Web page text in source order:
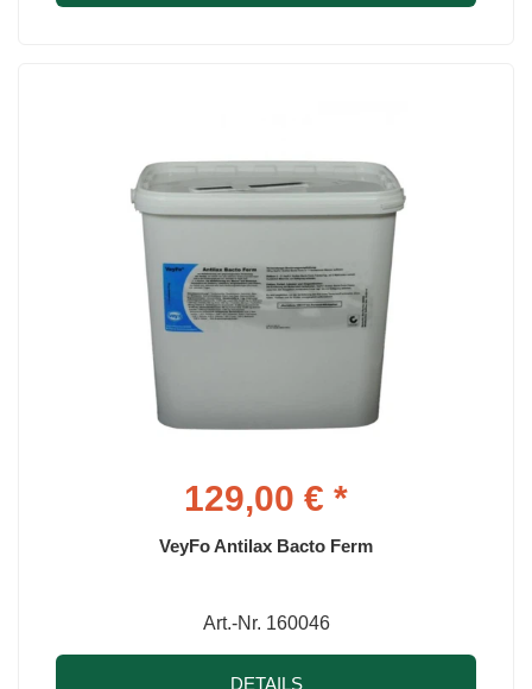
129,00 € *
VeyFo Antilax Bacto Ferm
Art.-Nr. 160046
DETAILS